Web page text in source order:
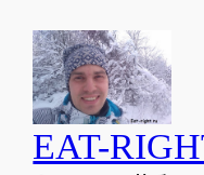
EAT-